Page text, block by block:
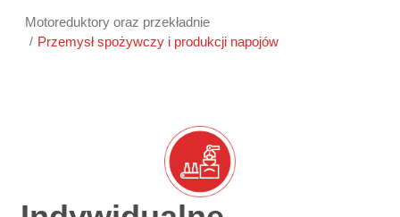
Motoreduktory oraz przekładnie
Przemysł spożywczy i produkcji napojów